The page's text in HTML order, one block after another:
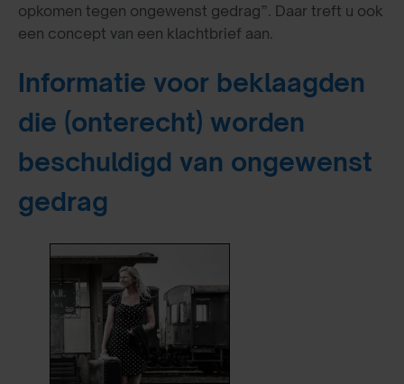
opkomen tegen ongewenst gedrag”. Daar treft u ook
een concept van een klachtbrief aan.
Informatie voor beklaagden
die (onterecht) worden
beschuldigd van ongewenst
gedrag